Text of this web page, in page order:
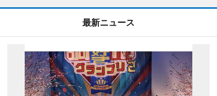
最新ニュース